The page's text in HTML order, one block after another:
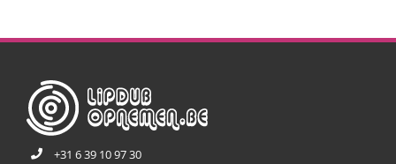
+31 6 39 10 97 30